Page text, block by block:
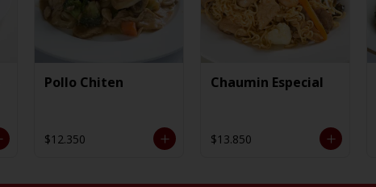
Pollo Chiten
$12.350
Chaumin Especial
$13.850